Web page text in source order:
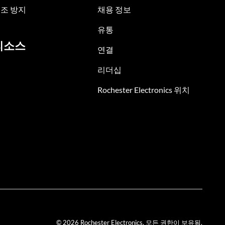
방지
소스
채용 정보
유통
연결
리더십
Rochester Electronics 위치
© 2026 Rochester Electronics. 모든 권한이 보유됨.